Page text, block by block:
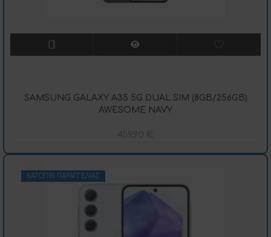
SAMSUNG GALAXY A35 5G DUAL SIM (8GB/256GB)
AWESOME NAVY
459,90 €
ΚΑΤΌΠΙΝ ΠΑΡΑΓΓΕΛΊΑΣ